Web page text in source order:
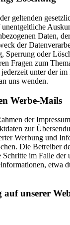
geltenden
unentgeltliche
Daten,
der
Sperrung oder
Fragen zum
unter der im
uns wenden.
Werbe-Mails
der
zur
Werbung und
Die Betreiber
im Falle der
etwa
auf unserer